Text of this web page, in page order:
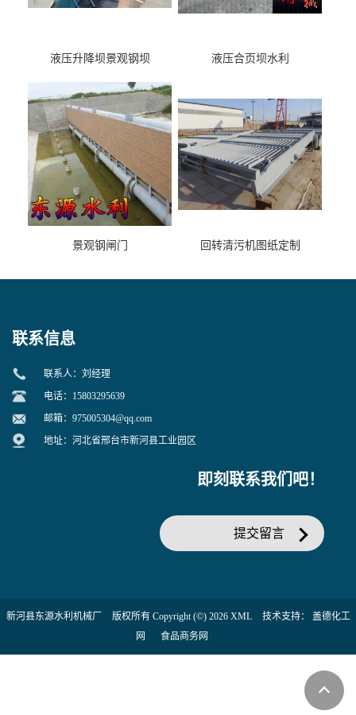
液压升降坝景观钢坝 液压合页坝水利
景观钢闸门 回转清污机图纸定制
联系信息
联系人：刘经理
电话：15803295639
邮箱： 975005304@qq.com
地址：河北省邢台市新河县工业园区
即刻联系我们吧！
提交留言
新河县东源水利机械厂 版权所有 Copyright (©) 2026 XML 技术支持： 盖德化工
网
食品商务网